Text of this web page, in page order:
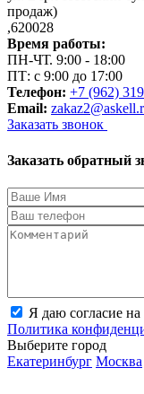
продаж)
,620028
Время работы:
ПН-ЧТ. 9:00 - 18:00
ПТ: с 9:00 до 17:00
Телефон: +7 (962)
Email:
Заказать звонок
Заказать обратный
Я даю согласие
Политика
Выберите город
Екатеринбург Москва